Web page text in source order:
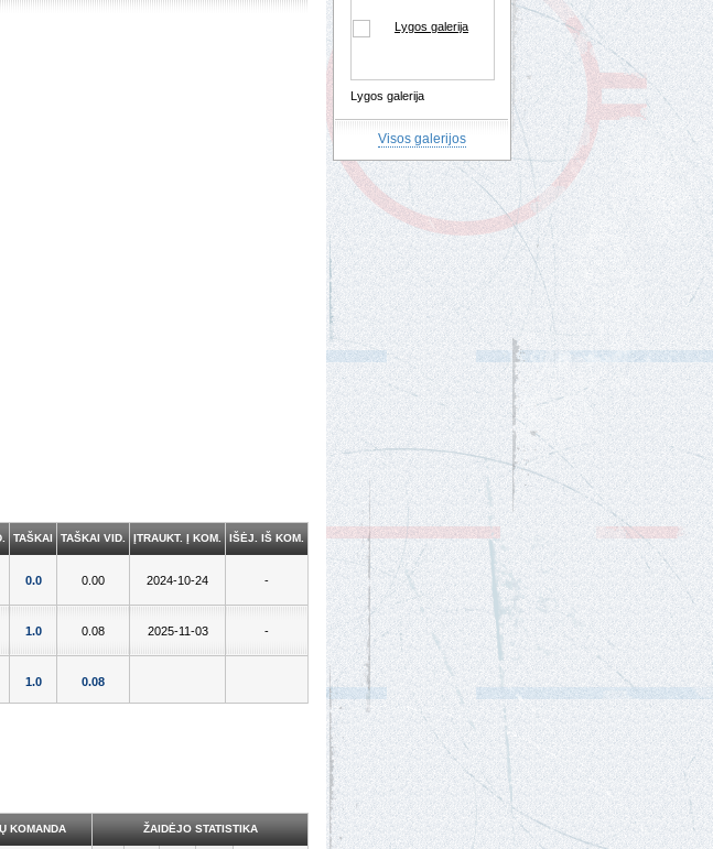
TAŠKAI TAŠKAI VID. ĮTRAUKT. Į KOM. IŠĖJ. IŠ KOM.
0.0 0.00 2024-10-24 -
1.0 0.08 2025-11-03 -
1.0 0.08
KOMANDA ŽAIDĖJO STATISTIKA
Lygos galerija
Visos galerijos